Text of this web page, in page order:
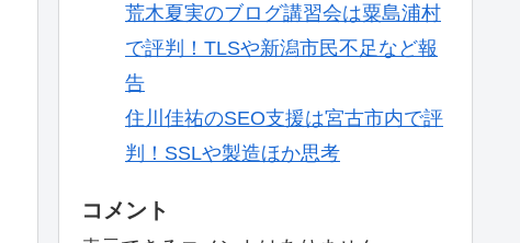
荒木夏実のブログ講習会は粟島浦村
で評判！TLSや新潟市民不足など報
告
住川佳祐のSEO支援は宮古市内で評
判！SSLや製造ほか思考
コメント